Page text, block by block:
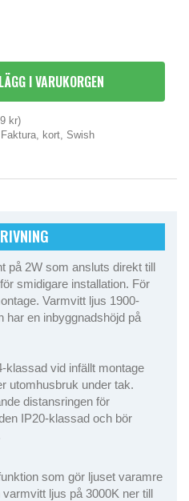
LÄGG I VARUKORGEN
kr)
Faktura, kort, Swish
på 2W som ansluts direkt till
smidigare installation. För
Varmvitt ljus 1900-
har en inbyggnadshöjd på
klassad vid infällt montage
utomhusbruk under tak.
distansringen för
IP20-klassad och bör
som gör ljuset varamre
ljus på 3000K ner till